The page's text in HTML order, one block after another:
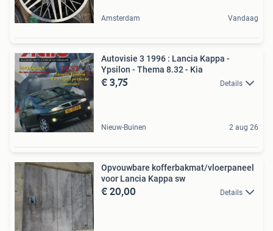
Amsterdam Vandaag
Autovisie 3 1996 : Lancia Kappa -
Ypsilon - Thema 8.32 - Kia
€ 3,75 Details
Nieuw-Buinen 2 aug 26
Opvouwbare kofferbakmat/vloerpaneel
voor Lancia Kappa sw
€ 20,00 Details